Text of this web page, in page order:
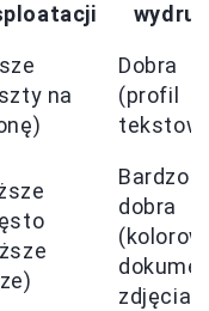
na
Dobra
(profil
Bardzo
dobra
zdjęcia)